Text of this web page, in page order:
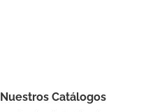
Nuestros Catálogos